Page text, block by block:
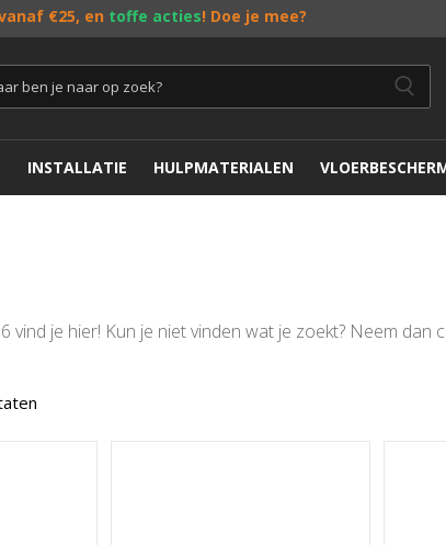
€25, en toffe acties! Doe je mee?
INSTALLATIE HULPMATERIALEN
vind je hier! Kun je niet vinden wat je zoekt? Neem dan